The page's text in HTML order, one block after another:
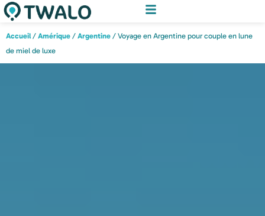
Accueil/ Amérique / Argentine / Voyage en Argentine pour couple en lune
de miel de luxe